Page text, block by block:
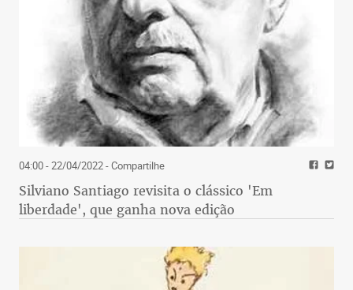
04:00 - 22/04/2022- Compartilhe
Silviano Santiago revisita o clássico 'Em
liberdade', que ganha nova edição